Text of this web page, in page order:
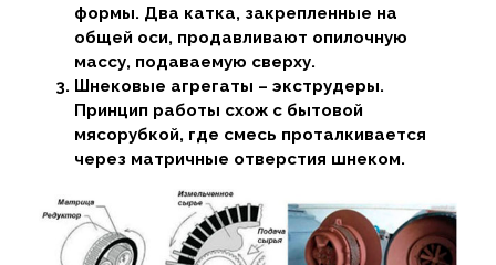
формы. Два катка, закрепленные на
общей оси, продавливают опилочную
массу, подаваемую сверху.
Шнековые агрегаты – экструдеры.
Принцип работы схож с бытовой
мясорубкой, где смесь проталкивается
через матричные отверстия шнеком.